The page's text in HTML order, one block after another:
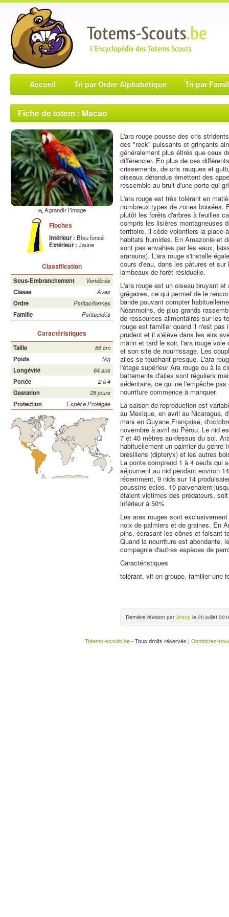
Accueil Tri par Ordre Alphabétique Tri par
Fiche de totem : Macao
Agrandir l'image
Floches
Intérieur : Bleu foncé
Extérieur : Jaune
Classification
Sous-Embranchement
Vertébrés
Classe
Aves
Ordre
Psittaciformes
Famille
Psittacidés
Caractéristiques
Taille
86 cm
Poids
1kg
Longévité
64 ans
Portée
2 à 4
Gestation
28 jours
Protection
Espèce Protégée
L'ara rouge pousse des cris
des "reck" puissants et grinçants
généralement plus étirés que ceux
différencier. En plus de ces
crissements, de cris rauques et
oiseaux détendus émettent des
ressemble au bruit d'une porte qui
L'ara rouge est très tolérant en
nombreux types de zones boisées.
plutôt les forêts d'arbres à feuilles
compris les lisières montagneuses
territoire, il cède volontiers la place
habitats humides. En Amazonie et
sont pas envahies par les eaux,
ararauna). L'ara rouge s'installe
cours d'eau, dans les pâtures et
lambeaux de forêt résiduelle.
L'ara rouge est un oiseau bruyant
grégaires, ce qui permet de le
bande pouvant compter
Néanmoins, de plus grands
de ressources alimentaires sur les
rouge est familier quand il n'est
prudent et il s'élève dans les airs
matin et tard le soir, l'ara rouge
et son site de nourrissage. Les
ailes se touchant presque. L'ara
l'étage supérieur Ara rouge ou à la
battements d'ailes sont réguliers
sédentaire, ce qui ne l'empêche
nourriture commence à manquer.
La saison de reproduction est
au Mexique, en avril au Nicaragua,
mars en Guyane Française,
novembre à avril au Pérou. Le nid
7 et 40 mètres au-dessus du sol.
habituellement un palmier du
brésiliens (dipteryx) et les autres
La ponte comprend 1 à 4 oeufs qui
séjournent au nid pendant environ
récemment, 9 nids sur 14
poussins éclos, 10 parvenaient
étaient victimes des prédateurs,
inférieur à 50%
Les aras rouges sont
noix de palmiers et de graines. En
pins, écrasant les cônes et faisant
Quand la nourriture est abondante,
compagnie d'autres espèces de
Caractéristiques
tolérant, vit en groupe, familier une
Dernière révision parJeanp le 20 juillet
Totems-scouts.be- Tous droits réservés | Contactez-